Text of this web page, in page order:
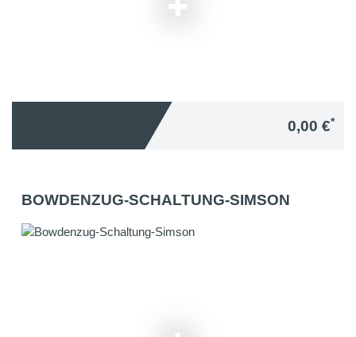
0,00 €*
BOWDENZUG-SCHALTUNG-SIMSON